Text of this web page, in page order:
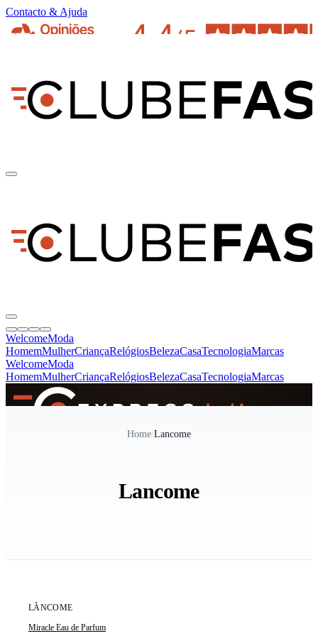
Contacto & Ajuda
WelcomeModa
HomemMulherCriançaRelógiosBelezaCasaTecnologiaMarcas
WelcomeModa
HomemMulherCriançaRelógiosBelezaCasaTecnologiaMarcas
Home/Lancome
Lancome
LÂNCOME
Miracle Eau de Parfum